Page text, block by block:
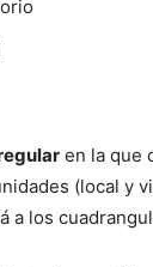
en la que
(local y
a los